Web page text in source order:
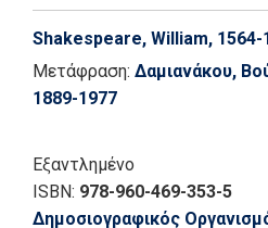
Shakespeare, William, 1564-
Μετάφραση: Δαμιανάκου,
1889-1977
Εξαντλημένο
ISBN: 978-960-469-353-5
Δημοσιογραφικός